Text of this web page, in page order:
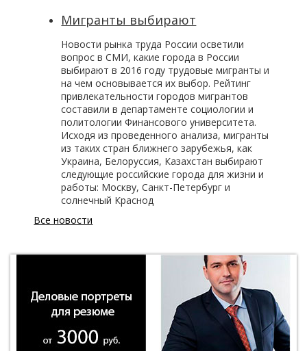
Мигранты выбирают
Новости рынка труда России осветили
вопрос в СМИ, какие города в России
выбирают в 2016 году трудовые мигранты и
на чем основывается их выбор. Рейтинг
привлекательности городов мигрантов
составили в департаменте социологии и
политологии Финансового университета.
Исходя из проведенного анализа, мигранты
из таких стран ближнего зарубежья, как
Украина, Белоруссия, Казахстан выбирают
следующие российские города для жизни и
работы: Москву, Санкт-Петербург и
солнечный Краснод
Все новости